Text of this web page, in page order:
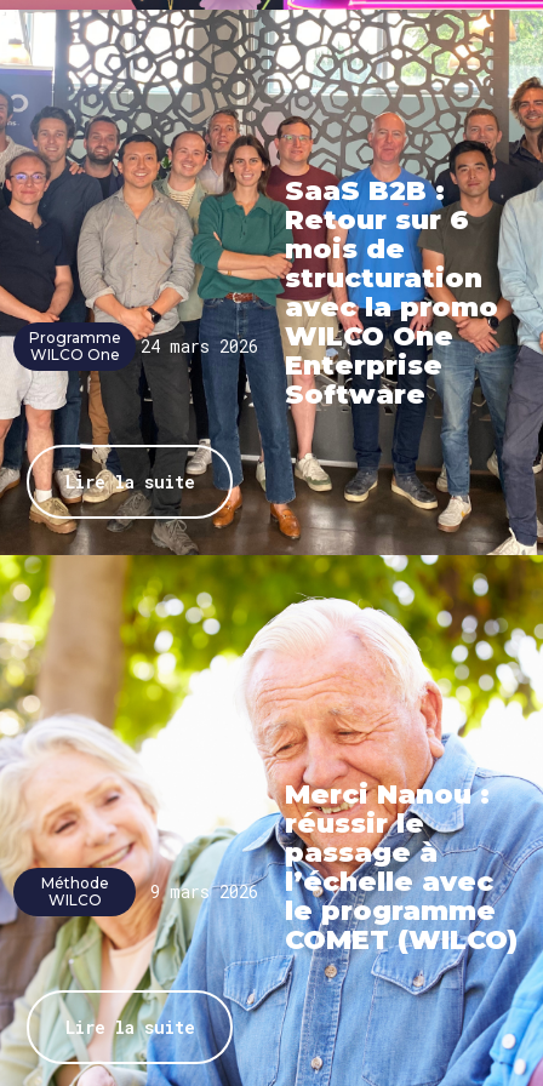
Programme
WILCO One
24 mars 2026
SaaS B2B :
Retour sur 6
mois de
structuration
avec la promo
WILCO One
Enterprise
Software
Lire la suite
Méthode
WILCO
9 mars 2026
Merci Nanou :
réussir le
passage à
l’échelle avec
le programme
COMET (WILCO)
Lire la suite